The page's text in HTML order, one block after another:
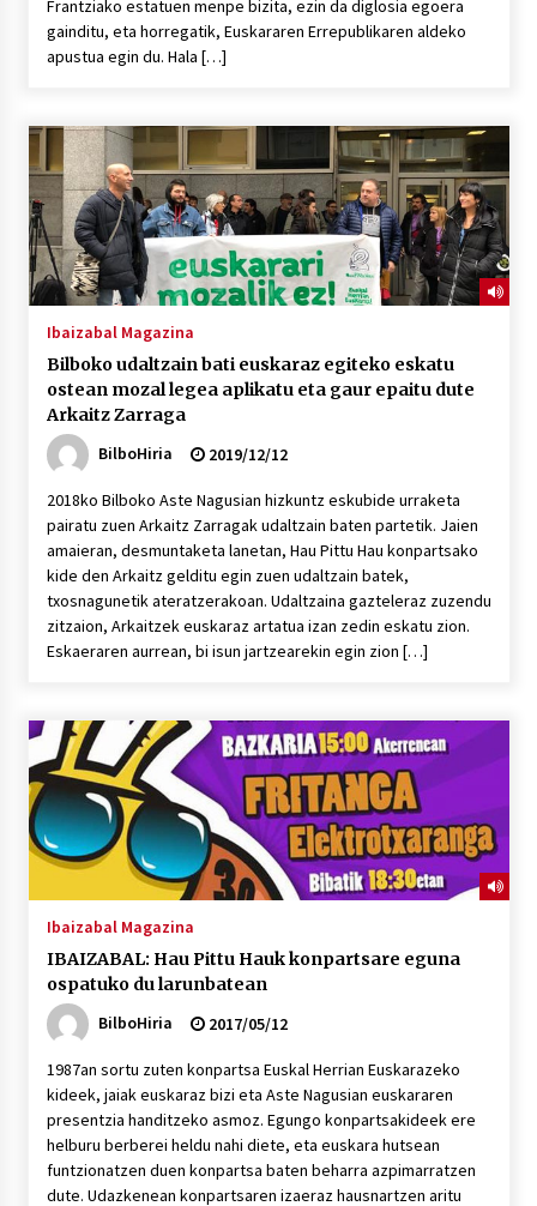
Frantziako estatuen menpe bizita, ezin da diglosia egoera
gainditu, eta horregatik, Euskararen Errepublikaren aldeko
apustua egin du. Hala […]
Ibaizabal Magazina
Bilboko udaltzain bati euskaraz egiteko eskatu
ostean mozal legea aplikatu eta gaur epaitu dute
Arkaitz Zarraga
BilboHiria
2019/12/12
2018ko Bilboko Aste Nagusian hizkuntz eskubide urraketa
pairatu zuen Arkaitz Zarragak udaltzain baten partetik. Jaien
amaieran, desmuntaketa lanetan, Hau Pittu Hau konpartsako
kide den Arkaitz gelditu egin zuen udaltzain batek,
txosnagunetik ateratzerakoan. Udaltzaina gazteleraz zuzendu
zitzaion, Arkaitzek euskaraz artatua izan zedin eskatu zion.
Eskaeraren aurrean, bi isun jartzearekin egin zion […]
Ibaizabal Magazina
IBAIZABAL: Hau Pittu Hauk konpartsare eguna
ospatuko du larunbatean
BilboHiria
2017/05/12
1987an sortu zuten konpartsa Euskal Herrian Euskarazeko
kideek, jaiak euskaraz bizi eta Aste Nagusian euskararen
presentzia handitzeko asmoz. Egungo konpartsakideek ere
helburu berberei heldu nahi diete, eta euskara hutsean
funtzionatzen duen konpartsa baten beharra azpimarratzen
dute. Udazkenean konpartsaren izaeraz hausnartzen aritu